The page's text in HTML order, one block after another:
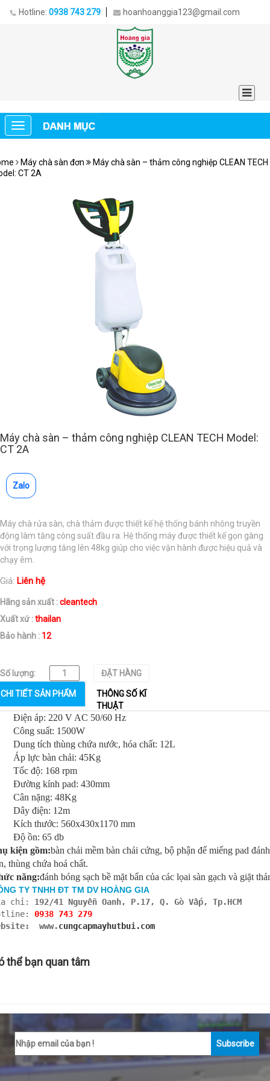
Hotline: 0938 743 279 hoanhoanggia123@gmail.com
Máy chà sàn đơn
Máy chà sàn – thảm công nghiệp CLEAN TECH
CT 2A
Máy chà sàn – thảm công nghiệp CLEAN TECH Model:
CT 2A
Zalo
Máy chà rửa sàn, chà thảm được thiết kế hệ thống bánh nhông truyền
động làm tăng công suất đầu ra. Hệ thống máy được thiết kế gọn gàng
với trọng lượng tăng lên 48kg giúp cho việc vận hành được hiệu quả và
chạy êm.
Giá: Liên hệ
Hãng sản xuất :cleantech
Xuất xứ :thailan
Bảo hành : 12
Số lượng: ĐẶT HÀNG
CHI TIẾT SẢN PHẨM
THÔNG SỐ KĨ
THUẬT
áp: 220 V AC 50/60 Hz
suất: 1500W
tích thùng chứa nước, hóa chất: 12L
lực bàn chải: 45Kg
độ: 168 rpm
kính pad: 430mm
nặng: 48Kg
điện: 12m
thước: 560x430x1170 mm
ồn: 65 db
kiện gồm:bàn chải mềm bàn chải cứng, bộ phận để miếng pad đánh
thùng chứa hoá chất.
năng:đánh bóng sạch bề mặt bẩn của các lọai sàn gạch và giặt
TY TNHH ĐT TM DV HOÀNG GIA
chỉ: 192/41 Nguyễn Oanh, P.17, Q. Gò Vấp, Tp.HCM
0938 743 279
www.cungcapmayhutbui.com
thể bạn quan tâm
Subscribe